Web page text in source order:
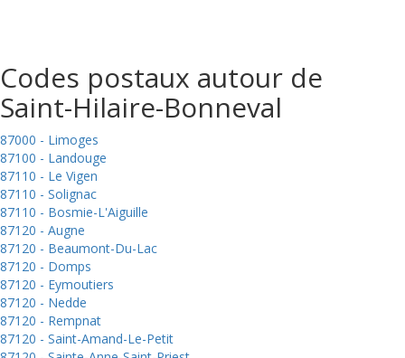
Codes postaux autour de
Saint-Hilaire-Bonneval
87000 - Limoges
87100 - Landouge
87110 - Le Vigen
87110 - Solignac
87110 - Bosmie-L'Aiguille
87120 - Augne
87120 - Beaumont-Du-Lac
87120 - Domps
87120 - Eymoutiers
87120 - Nedde
87120 - Rempnat
87120 - Saint-Amand-Le-Petit